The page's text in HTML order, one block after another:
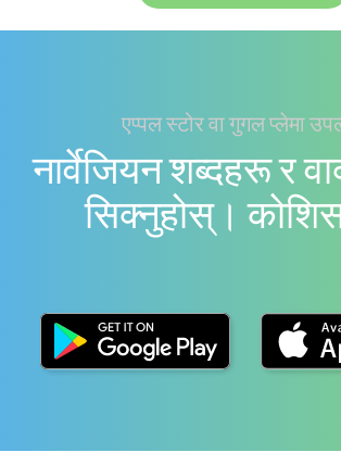
एप्पल स्टोर वा गुगल प्लेमा
नार्वेजियन शब्दहरू र
सिक्नुहोस्।